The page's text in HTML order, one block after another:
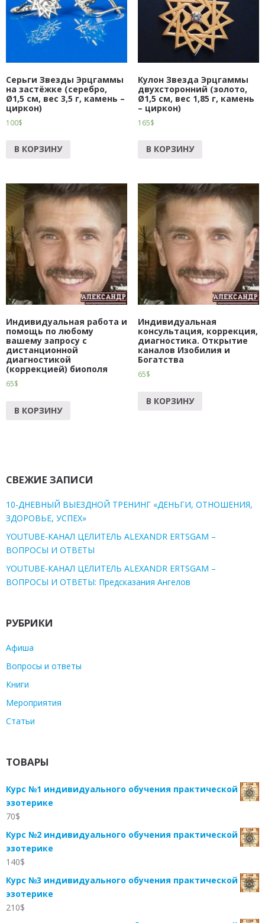
Серьги Звезды Эрцгаммы
на застёжке (серебро,
Ø1,5 см, вес 3,5 г, камень –
циркон)
100$
В КОРЗИНУ
Кулон Звезда Эрцгаммы
двухсторонний (золото,
Ø1,5 см, вес 1,85 г, камень
– циркон)
165$
В КОРЗИНУ
Индивидуальная работа и
помощь по любому
вашему запросу с
дистанционной
диагностикой
(коррекцией) биополя
65$
В КОРЗИНУ
Индивидуальная
консультация, коррекция,
диагностика. Открытие
каналов Изобилия и
Богатства
65$
В КОРЗИНУ
СВЕЖИЕ ЗАПИСИ
10-ДНЕВНЫЙ ВЫЕЗДНОЙ ТРЕНИНГ «ДЕНЬГИ, ОТНОШЕНИЯ,
ЗДОРОВЬЕ, УСПЕХ»
YOUTUBE-КАНАЛ ЦЕЛИТЕЛЬ ALEXANDR ERTSGAM –
ВОПРОСЫ И ОТВЕТЫ
YOUTUBE-КАНАЛ ЦЕЛИТЕЛЬ ALEXANDR ERTSGAM –
ВОПРОСЫ И ОТВЕТЫ: Предсказания Ангелов
РУБРИКИ
Афиша
Вопросы и ответы
Книги
Мероприятия
Статьи
ТОВАРЫ
Курс №1 индивидуального обучения практической
эзотерике
70$
Курс №2 индивидуального обучения практической
эзотерике
140$
Курс №3 индивидуального обучения практической
эзотерике
210$